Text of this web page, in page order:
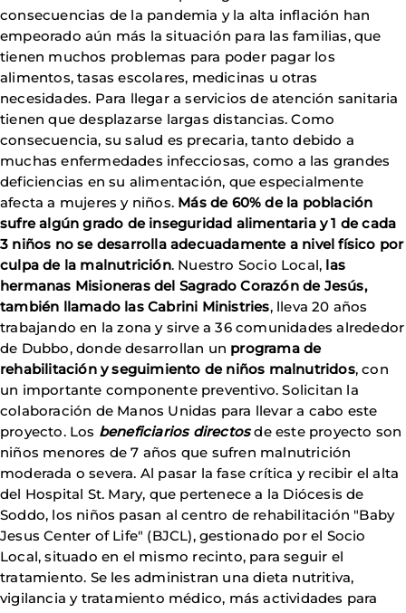
consecuencias de la pandemia y la alta inflación han
empeorado aún más la situación para las familias, que
tienen muchos problemas para poder pagar los
alimentos, tasas escolares, medicinas u otras
necesidades. Para llegar a servicios de atención sanitaria
tienen que desplazarse largas distancias. Como
consecuencia, su salud es precaria, tanto debido a
muchas enfermedades infecciosas, como a las grandes
deficiencias en su alimentación, que especialmente
afecta a mujeres y niños. Más de 60% de la población
sufre algún grado de inseguridad alimentaria y 1 de cada
3 niños no se desarrolla adecuadamente a nivel físico por
culpa de la malnutrición. Nuestro Socio Local, las
hermanas Misioneras del Sagrado Corazón de Jesús,
también llamado las Cabrini Ministries, lleva 20 años
trabajando en la zona y sirve a 36 comunidades alrededor
de Dubbo, donde desarrollan un programa de
rehabilitación y seguimiento de niños malnutridos, con
un importante componente preventivo. Solicitan la
colaboración de Manos Unidas para llevar a cabo este
proyecto. Los beneficiarios directosde este proyecto son
niños menores de 7 años que sufren malnutrición
moderada o severa. Al pasar la fase crítica y recibir el alta
del Hospital St. Mary, que pertenece a la Diócesis de
Soddo, los niños pasan al centro de rehabilitación "Baby
Jesus Center of Life" (BJCL), gestionado por el Socio
Local, situado en el mismo recinto, para seguir el
tratamiento. Se les administran una dieta nutritiva,
vigilancia y tratamiento médico, más actividades para